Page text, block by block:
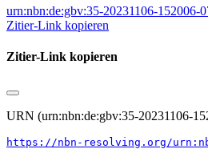
urn:nbn:de:gbv:35-20231106-152006-
Zitier-Link kopieren
Zitier-Link kopieren
URN (urn:nbn:de:gbv:35-20231106-
https://nbn-resolving.org/